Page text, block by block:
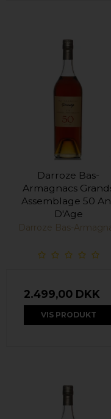
Darroze Bas-
Armagnacs
Assemblage 50
D'Age
Darroze Bas-
2.499,00 DKK
VIS PRODUKT